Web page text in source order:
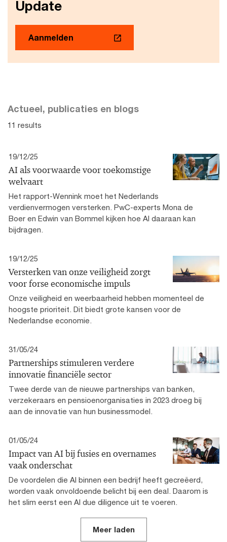
Update
Aanmelden
Actueel, publicaties en blogs
11 results
19/12/25
AI als voorwaarde voor toekomstige
welvaart
Het rapport-Wennink moet het Nederlands
verdienvermogen versterken. PwC-experts Mona de
Boer en Edwin van Bommel kijken hoe AI daaraan kan
bijdragen.
19/12/25
Versterken van onze veiligheid zorgt
voor forse economische impuls
Onze veiligheid en weerbaarheid hebben momenteel de
hoogste prioriteit. Dit biedt grote kansen voor de
Nederlandse economie.
31/05/24
Partnerships stimuleren verdere
innovatie financiële sector
Twee derde van de nieuwe partnerships van banken,
verzekeraars en pensioenorganisaties in 2023 droeg bij
aan de innovatie van hun businessmodel.
01/05/24
Impact van AI bij fusies en overnames
vaak onderschat
De voordelen die AI binnen een bedrijf heeft gecreëerd,
worden vaak onvoldoende belicht bij een deal. Daarom is
het slim eerst een AI due diligence uit te voeren.
Meer laden